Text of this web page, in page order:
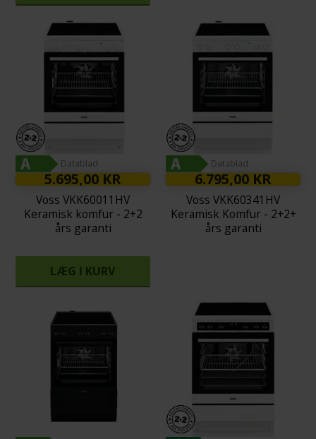
Datablad
5.695,00 KR
Voss VKK60011HV
Keramisk komfur - 2+2
års garanti
LÆG I KURV
Datablad
6.795,00 KR
Voss VKK60341HV
Keramisk Komfur - 2+2+
års garanti